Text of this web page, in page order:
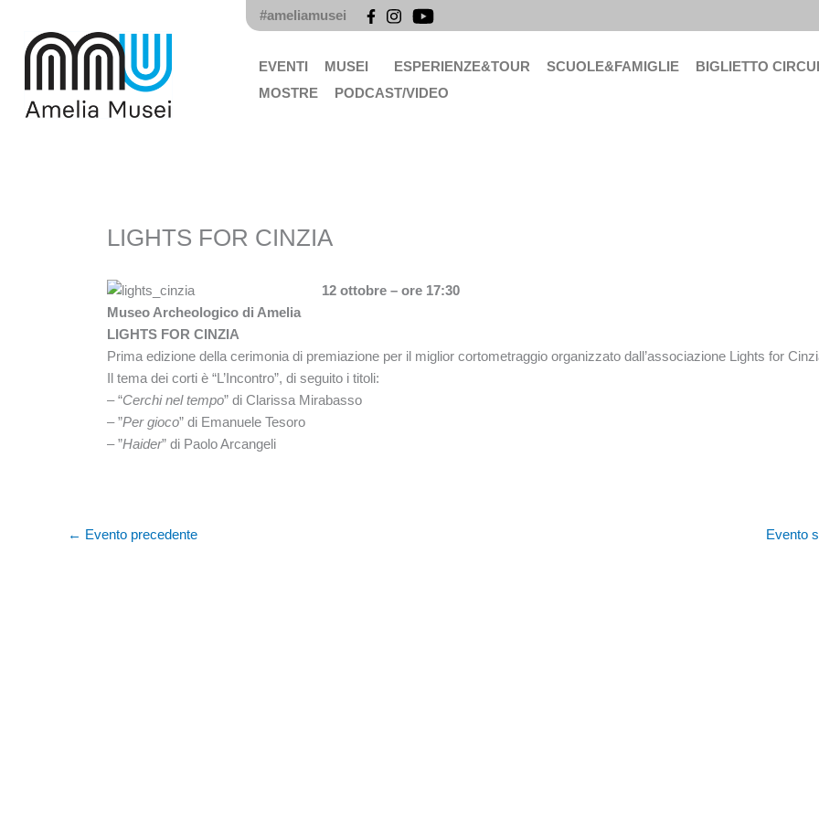
contenuto
#ameliamusei
EVENTI MUSEI ESPERIENZE&TOUR SCUOLE&FAMIGLIE BIGLIETTO
MOSTRE
PODCAST/VIDEO
LIGHTS FOR CINZIA
12 ottobre – ore 17:30
Museo Archeologico di Amelia
LIGHTS FOR CINZIA
Prima edizione della cerimonia di premiazione per il miglior cortometraggio organizzato dall’associazione Lights for
Il tema dei corti è “L’Incontro”, di seguito i titoli:
– “Cerchi nel tempo” di Clarissa Mirabasso
– ”Per gioco” di Emanuele Tesoro
– ”Haider” di Paolo Arcangeli
← Evento precedente Evento